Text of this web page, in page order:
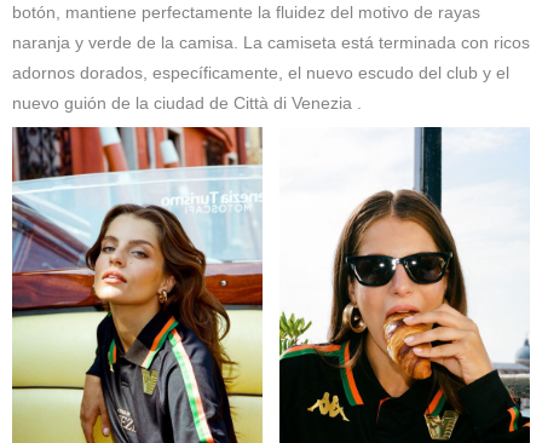
botón, mantiene perfectamente la fluidez del motivo de rayas
naranja y verde de la camisa. La camiseta está terminada con ricos
adornos dorados, específicamente, el nuevo escudo del club y el
nuevo guión de la ciudad de Città di Venezia .